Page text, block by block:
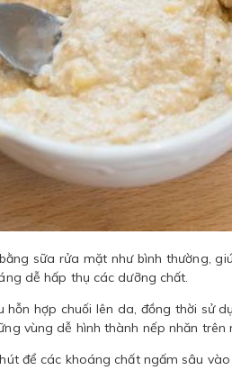
sữa rửa mặt như bình thường,
dễ hấp thụ các dưỡng chất.
hỗn hợp chuối lên da, đồng thời sử
vùng dễ hình thành nếp nhăn
để các khoáng chất ngấm sâu